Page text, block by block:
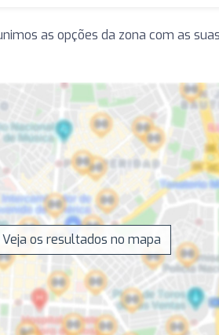
as opções da zona com as
Veja os resultados no mapa